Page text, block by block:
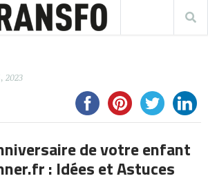
2023
de votre enfant
: Idées et Astuces